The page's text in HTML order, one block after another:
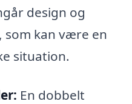
design og
kan være en
situation.
En dobbelt